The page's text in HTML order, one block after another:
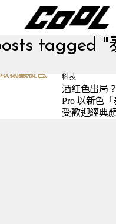
tagged "
科技
酒紅色出局
Pro 以新色
受歡迎經典